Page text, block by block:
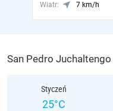
Wiatr:
7 km/h
San Pedro
Styczeń
25°C